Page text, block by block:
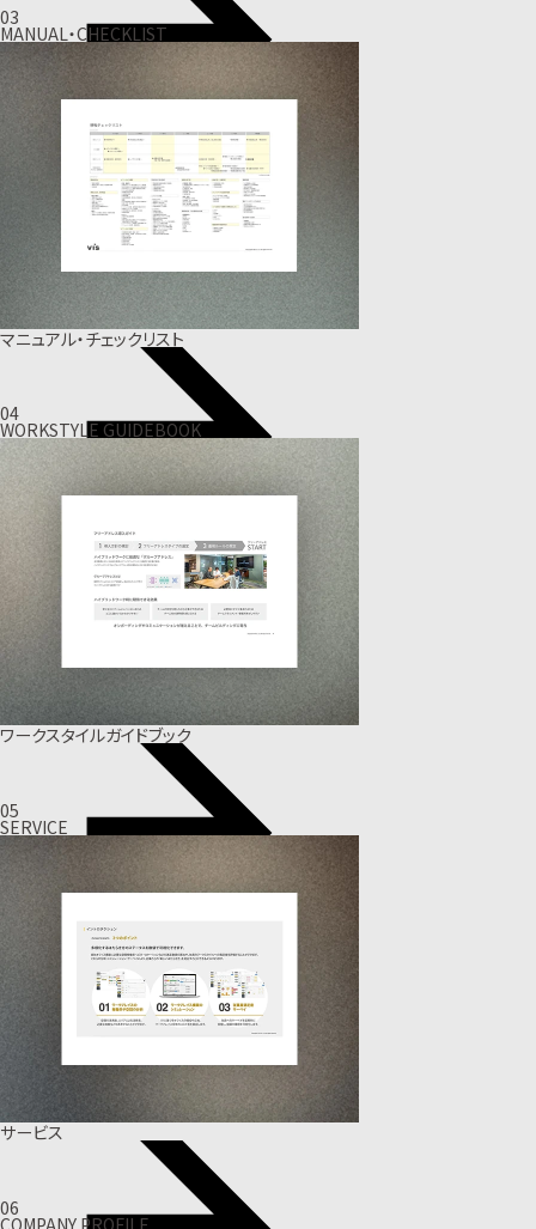
03
MANUAL・CHECKLIST
マニュアル・チェックリスト
04
WORKSTYLE GUIDEBOOK
ワークスタイルガイドブック
05
SERVICE
サービス
06
COMPANY PROFILE